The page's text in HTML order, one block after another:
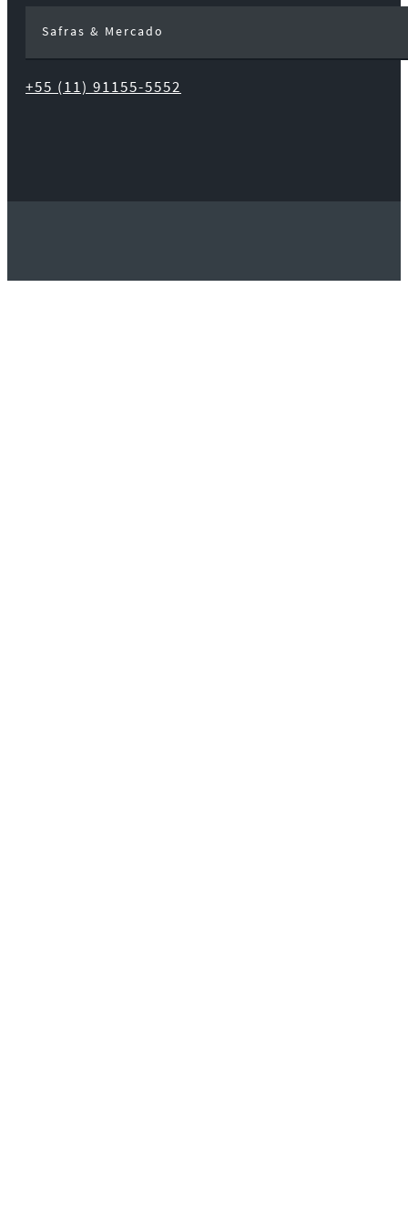
Safras & Mercado
+55 (11) 91155-5552